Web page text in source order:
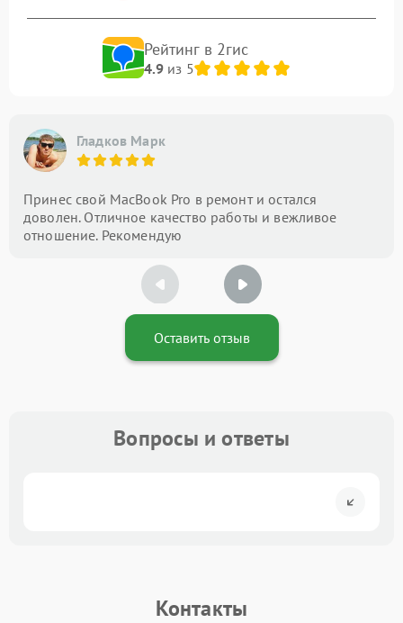
Рейтинг в 2гис
4.9из 5
Гладков Марк
Принес свой MacBook Pro в ремонт и остался
доволен. Отличное качество работы и вежливое
отношение. Рекомендую
Оставить отзыв
Вопросы и ответы
Контакты